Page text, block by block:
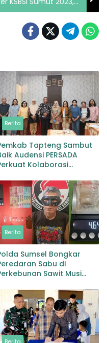
Berita
Tapteng Sambut
Audensi PERSADA
Kolaborasi
Pebgaruutamaan
Inklusi
Berita
Sumsel Bongkar
Sabu di
Sawit Musi
Barang Bukti Sabu
dan Timbangan